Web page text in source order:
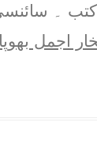
کتب ۔